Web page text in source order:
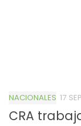
NACIONALES 17
CRA